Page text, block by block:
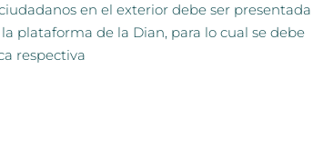
en el exterior debe ser presentada
plataforma de la Dian, para lo cual se debe
respectiva